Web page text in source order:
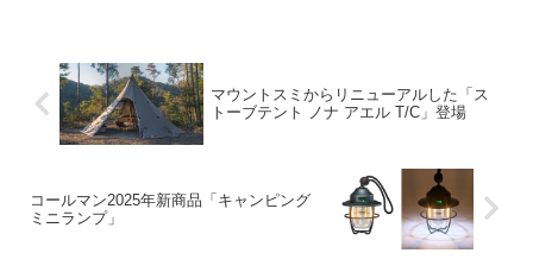
マウントスミからリニューアルした「ス
トーブテント ノナ アエル T/C」登場
コールマン2025年新商品「キャンピング
ミニランプ」